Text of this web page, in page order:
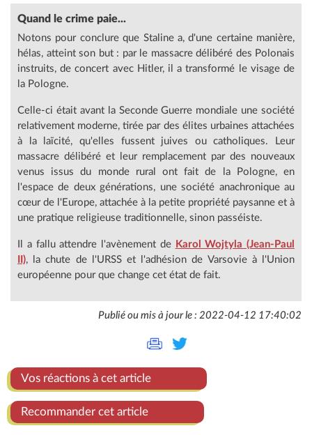
Quand le crime paie...
Notons pour conclure que Staline a, d'une certaine manière,
hélas, atteint son but : par le massacre délibéré des Polonais
instruits, de concert avec Hitler, il a transformé le visage de
la Pologne.
Celle-ci était avant la Seconde Guerre mondiale une société
relativement moderne, tirée par des élites urbaines attachées
à la laïcité, qu'elles fussent juives ou catholiques. Leur
massacre délibéré et leur remplacement par des nouveaux
venus issus du monde rural ont fait de la Pologne, en
l'espace de deux générations, une société anachronique au
cœur de l'Europe, attachée à la petite propriété paysanne et à
une pratique religieuse traditionnelle, sinon passéiste.
Il a fallu attendre l'avènement de Karol Wojtyla (Jean-Paul
II), la chute de l'URSS et l'adhésion de Varsovie à l'Union
européenne pour que change cet état de fait.
Publié ou mis à jour le : 2022-04-12 17:40:02
Vos réactions à cet article
Recommander cet article